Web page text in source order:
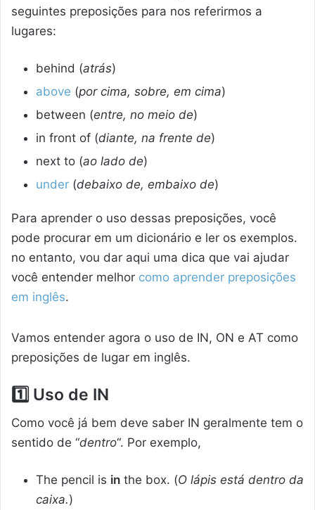
seguintes preposições para nos referirmos a
lugares:
behind (atrás)
above (por cima, sobre, em cima)
between (entre, no meio de)
in front of (diante, na frente de)
next to (ao lado de)
under (debaixo de, embaixo de)
Para aprender o uso dessas preposições, você
pode procurar em um dicionário e ler os exemplos.
no entanto, vou dar aqui uma dica que vai ajudar
você entender melhor como aprender preposições
em inglês.
Vamos entender agora o uso de IN, ON e AT como
preposições de lugar em inglês.
1️⃣ Uso de IN
Como você já bem deve saber IN geralmente tem o
sentido de “dentro“. Por exemplo,
The pencil is in the box. (O lápis está dentro da
caixa.)